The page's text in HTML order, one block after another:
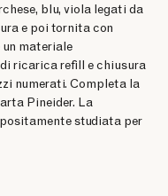
blu, viola legati da
e poi tornita con
materiale
ricarica refill e chiusura
numerati. Completa la
Pineider. La
studiata per